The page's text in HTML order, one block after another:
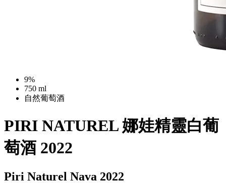
9%
750 ml
自然葡萄酒
PIRI NATUREL 娜娃精靈白葡
萄酒 2022
Piri Naturel Nava 2022